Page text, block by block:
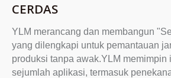
CERDAS
YLM merancang dan membangun
yang dilengkapi untuk pemantauan
produksi tanpa awak.YLM memimpin
sejumlah aplikasi, termasuk